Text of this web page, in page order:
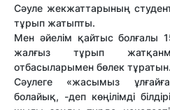
Сәуле жекжаттарының
тұрып жатыпты.
Мен әйелім қайтыс болғалы
жалғыз тұрып
отбасыларымен бөлек тұратын.
Сәулеге «жасымыз
болайық, -деп көңілімді